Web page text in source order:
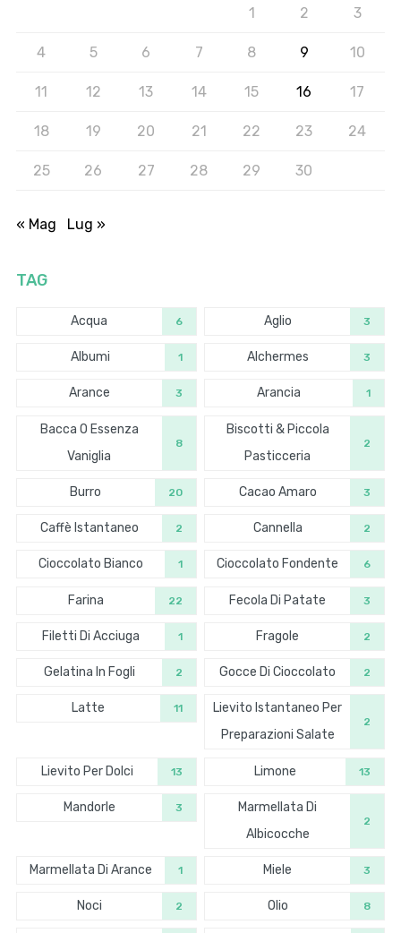
1 2 3
4 5 6 7 8 9 10
11 12 13 14 15 16 17
18 19 20 21 22 23 24
25 26 27 28 29 30
« Mag Lug »
TAG
Acqua 6 Aglio 3
Albumi 1 Alchermes 3
Arance 3 Arancia 1
Bacca O Essenza
Vaniglia
8
Biscotti & Piccola
Pasticceria
2
Burro 20 Cacao Amaro 3
Caffè Istantaneo 2 Cannella 2
Cioccolato Bianco 1 Cioccolato Fondente 6
Farina 22 Fecola Di Patate 3
Filetti Di Acciuga 1 Fragole 2
Gelatina In Fogli 2 Gocce Di Cioccolato 2
Latte 11
Lievito Istantaneo Per
Preparazioni Salate
2
Lievito Per Dolci 13 Limone 13
Mandorle 3
Marmellata Di
Albicocche
2
Marmellata Di Arance 1 Miele 3
Noci 2 Olio 8